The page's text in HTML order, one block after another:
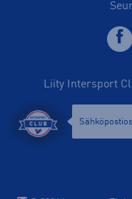
Liity Intersport